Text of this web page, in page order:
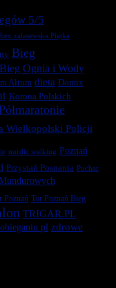
5/5
zalasewska Piątka
Bieg
Bieg Ognia i Wody
Altum dieta Domix
Korona Polskich
Wielkopolski Policji
nordic walking Poznań
Przystań Posnania Puchar
Poznań Tor Poznań Bieg
TRIGAR.PL
zdrowe